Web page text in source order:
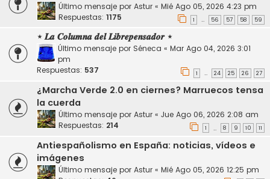
Último mensaje por Astur « Mié Ago 05, 2026 4:23 pm
Respuestas: 1175 1 … 56 57 58 59
⋆ 𝑳𝒂 𝑪𝒐𝒍𝒖𝒎𝒏𝒂 𝒅𝒆𝒍 𝑳𝒊𝒃𝒓𝒆𝒑𝒆𝒏𝒔𝒂𝒅𝒐𝒓 ⋆
Último mensaje por Séneca « Mar Ago 04, 2026 3:01
pm
Respuestas: 537 1 … 24 25 26 27
¿Marcha Verde 2.0 en ciernes? Marruecos tensa
la cuerda
Último mensaje por Astur « Jue Ago 06, 2026 2:08 am
Respuestas: 214 1 … 8 9 10 11
Antiespañolismo en España: noticias, vídeos e
imágenes
Último mensaje por Astur « Mié Ago 05, 2026 12:25 pm